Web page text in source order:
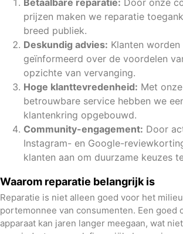
prijzen maken we reparatie
breed publiek.
Deskundig advies: Klanten
geïnformeerd over de voordelen
opzichte van vervanging.
Hoge klanttevredenheid: Met
betrouwbare service hebben we
klantenkring opgebouwd.
Community-engagement: Door
Instagram- en Google-
klanten aan om duurzame keuzes
Waarom reparatie belangrijk is
Reparatie is niet alleen goed voor het
portemonnee van consumenten. Een goed
apparaat kan jaren langer meegaan, wat